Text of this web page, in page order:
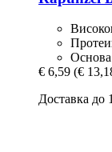
Основа
€ 6,59 (€
Доставка до